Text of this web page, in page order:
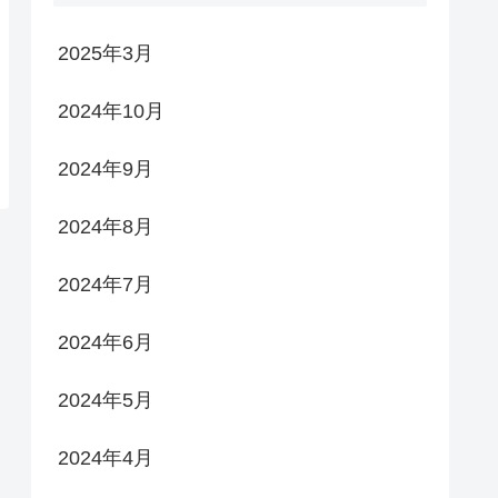
2025年3月
2024年10月
2024年9月
2024年8月
2024年7月
2024年6月
2024年5月
2024年4月